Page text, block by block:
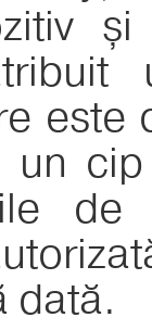
un
dată.